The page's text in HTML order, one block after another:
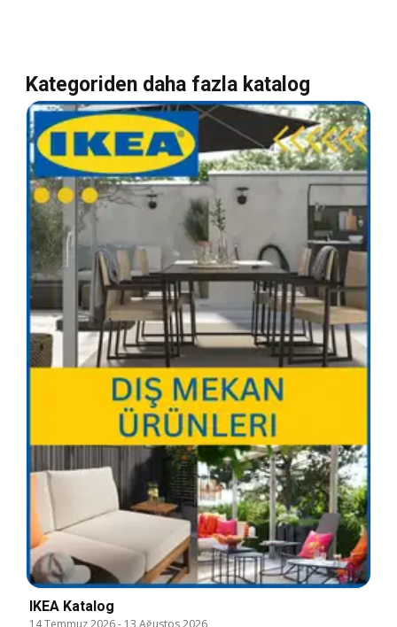
Kategoriden daha fazla katalog
IKEA Katalog
14 Temmuz 2026- 13 Ağustos 2026